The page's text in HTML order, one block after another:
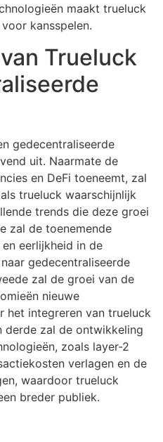
maakt trueluck
kansspelen.
Trueluck
gedecentraliseerde
uit. Naarmate de
en DeFi toeneemt, zal
trueluck waarschijnlijk
trends die deze groei
zal de toenemende
eerlijkheid in de
gedecentraliseerde
zal de groei van de
nieuwe
het integreren van trueluck
derde zal de ontwikkeling
zoals layer-2
verlagen en de
waardoor trueluck
breder publiek.